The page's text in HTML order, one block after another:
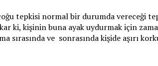
tepkisi normal bir durumda vereceği
ki, kişinin buna ayak uydurmak için
ve sonrasında kişide aşırı